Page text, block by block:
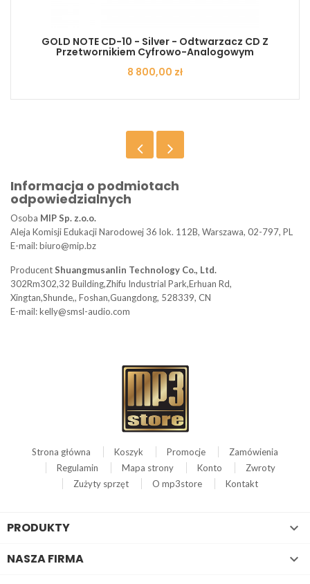
GOLD NOTE CD-10 - Silver - Odtwarzacz CD Z
Przetwornikiem Cyfrowo-Analogowym
Cena
8 800,00 zł
Informacja o podmiotach
odpowiedzialnych
Osoba MIP Sp. z.o.o.
Aleja Komisji Edukacji Narodowej 36 lok. 112B, Warszawa, 02-797, PL
E-mail: biuro@mip.bz
ProducentShuangmusanlin Technology Co., Ltd.
302Rm302,32 Building,Zhifu Industrial Park,Erhuan Rd,
Xingtan,Shunde,, Foshan,Guangdong, 528339, CN
E-mail: kelly@smsl-audio.com
Strona główna Koszyk Promocje
Zamówienia
Regulamin
Mapa strony Konto
Zwroty
Zużyty sprzęt
O mp3store Kontakt
PRODUKTY 
NASZA FIRMA 